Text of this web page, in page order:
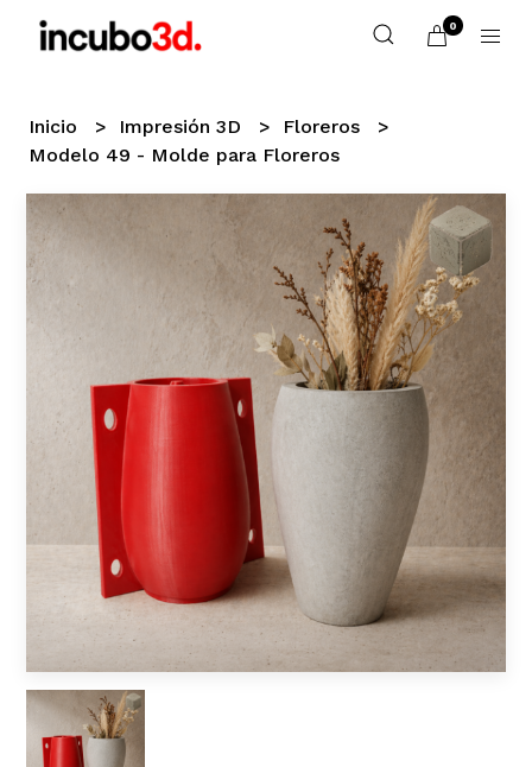
0
Inicio Impresión 3D
Floreros
Modelo 49 - Molde para Floreros